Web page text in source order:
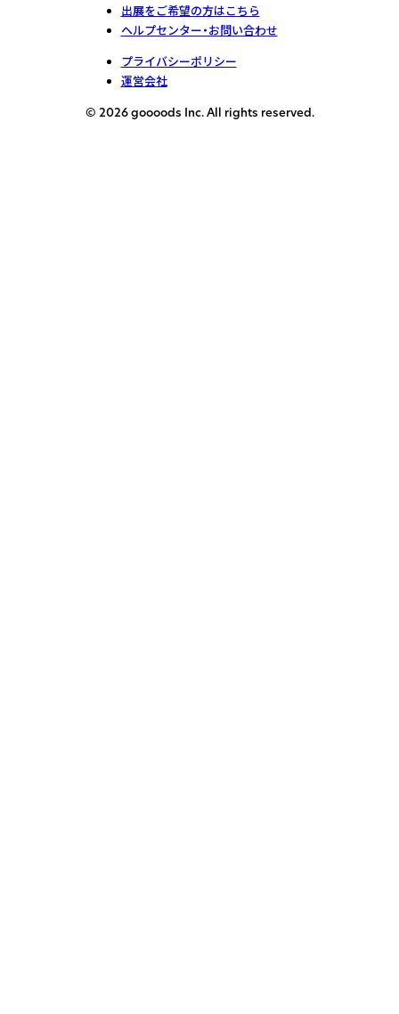
出展をご希望の方はこちら
ヘルプセンター・お問い合わせ
プライバシーポリシー
運営会社
© 2026 goooods Inc. All rights reserved.